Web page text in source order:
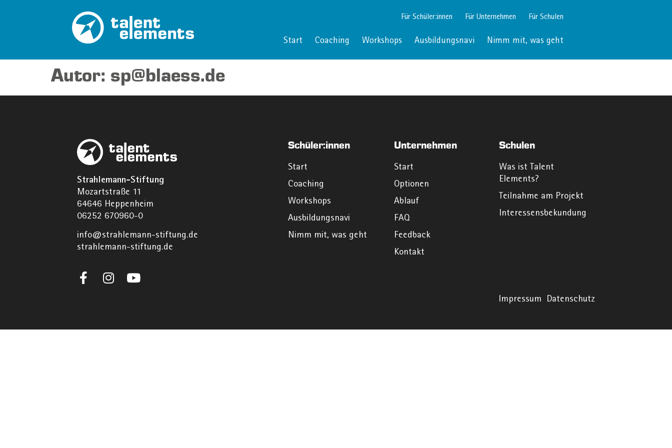
Für Schüler:innen Für Unternehmen Für Schulen
Start Coaching Workshops Ausbildungsnavi Nimm mit, was geht
Autor: sp@blaess.de
Strahlemann-Stiftung
Mozartstraße 11
64646 Heppenheim
06252 670960-0
info@strahlemann-stiftung.de
strahlemann-stiftung.de
Schüler:innen
Start
Coaching
Workshops
Ausbildungsnavi
Nimm mit, was geht
Unternehmen
Start
Optionen
Ablauf
FAQ
Feedback
Kontakt
Schulen
Was ist Talent
Elements?
Teilnahme am Projekt
Interessensbekundung
Impressum Datenschutz